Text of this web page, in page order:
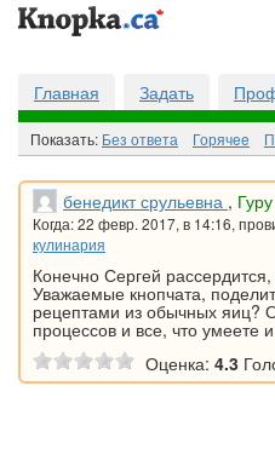
Главная Задать
Показать: Без ответа Горячee
бенедикт срульевна ,
Когда: 22 февр. 2017, в 14:16,
кулинария
Конечно Сергей
Уважаемые кнопчата,
рецептами из обычных яиц?
процессов и все, что умеете
Оценка: 4.3